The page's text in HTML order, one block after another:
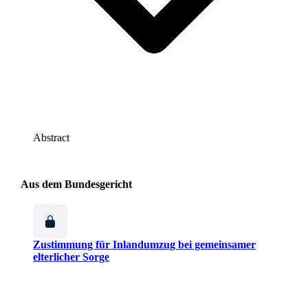
Abstract
Aus dem Bundesgericht
Zustimmung für Inlandumzug bei gemeinsamer
elterlicher Sorge